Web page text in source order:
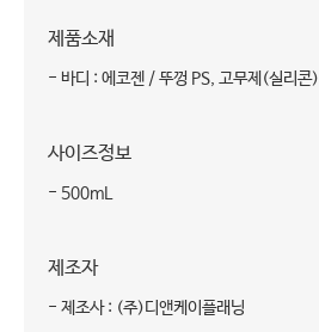
제품소재
- 바디 : 에코젠 / 뚜껑 PS, 고무제(실리콘)
사이즈정보
- 500mL
제조자
- 제조사 : (주)디앤케이플래닝